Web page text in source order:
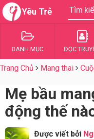
Yêu Trẻ
DANH MỤC ĐỌC
Trang Chủ Mang thai
Mẹ bầu
động thế
Được viết bởi